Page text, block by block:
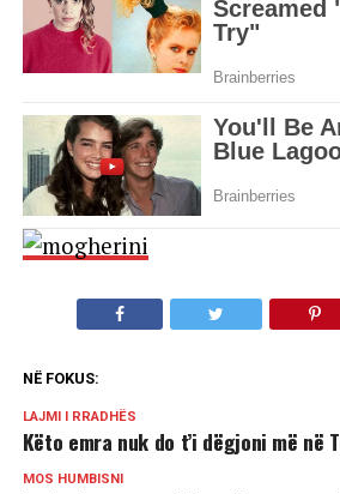
NË FOKUS:
LAJMI I RRADHËS
Këto emra nuk do t’i dëgjoni më në
MOS HUMBISNI